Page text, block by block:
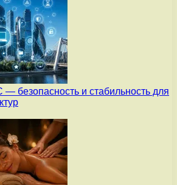
— безопасность и стабильность для